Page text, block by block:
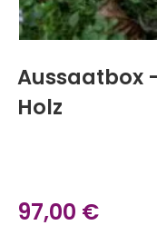
Aussaatbox
Holz
97,00 €